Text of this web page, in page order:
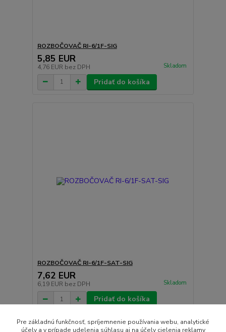
ROZBOČOVAČ RI-6/1F-SIG
5,85 EUR
4,76 EUR bez DPH Skladom
Pridať do košíka
ROZBOČOVAČ RI-6/1F-SAT-SIG
7,62 EUR
6,19 EUR bez DPH Skladom
Pridať do košíka
Pre základnú funkčnosť, spríjemnenie používania webu, analytické
účely a v prípade udelenia súhlasu aj na účely cielenia reklamy